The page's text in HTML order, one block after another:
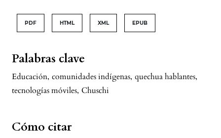
Palabras clave
Educación, comunidades indígenas, quechua hablantes,
tecnologías móviles, Chuschi
Cómo citar
PDF HTML XML EPUB